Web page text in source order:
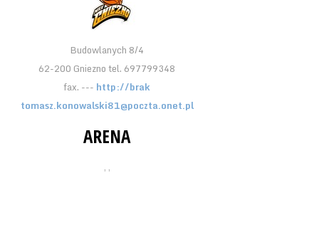
Budowlanych 8/4
62-200 Gniezno tel. 697799348
fax. --- http://brak
tomasz.konowalski81@poczta.onet.pl
ARENA
, ,